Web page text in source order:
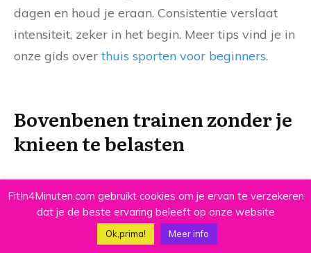
dagen en houd je eraan. Consistentie verslaat
intensiteit, zeker in het begin. Meer tips vind je in
onze gids over thuis sporten voor beginners.
Bovenbenen trainen zonder je
knieen te belasten
Voor bovenbenen zonder kniebelasting kies je
glute bridges, single-leg glute bridges en
isometrische oefeningen zoals de wall sit met
FitIn4Minuten.com gebruikt cookies om je ervan te verzekeren
dat je de beste ervaring beleeft op onze website
Ok,prima! Meer info